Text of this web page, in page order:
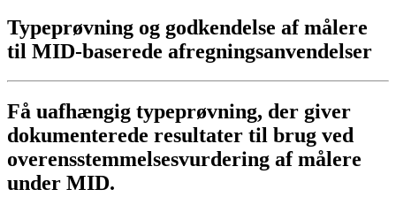
Typeprøvning og godkendelse af målere
til MID-baserede afregningsanvendelser
Få uafhængig typeprøvning, der giver
dokumenterede resultater til brug ved
overensstemmelsesvurdering af målere
under MID.